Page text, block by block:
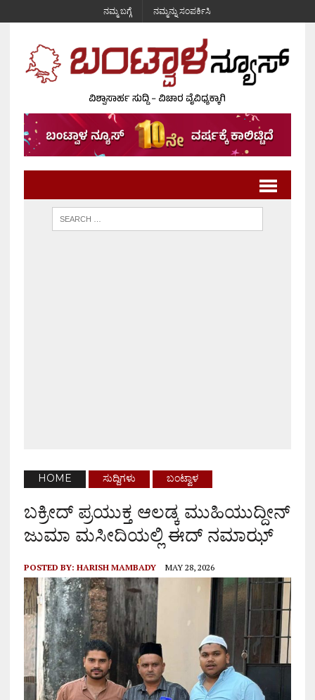
ನಮ್ಮ ಬಗ್ಗೆ ನಮ್ಮನ್ನು ಸಂಪರ್ಕಿಸಿ
HOME ಸುದ್ದಿಗಳು ಬಂಟ್ವಾಳ
ಬಕ್ರೀದ್ ಪ್ರಯುಕ್ತ ಆಲಡ್ಕ ಮುಹಿಯುದ್ದೀನ್
ಜುಮಾ ಮಸೀದಿಯಲ್ಲಿ ಈದ್ ನಮಾಝ್
POSTED BY: HARISH MAMBADY MAY 28, 2026